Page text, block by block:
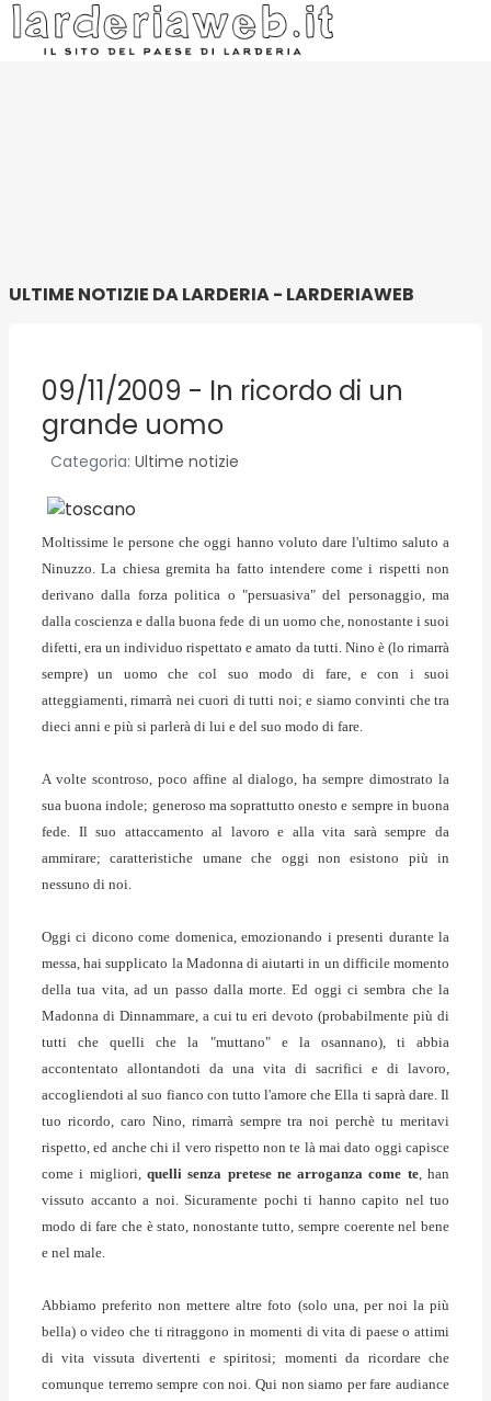
ULTIME NOTIZIE DA LARDERIA - LARDERIAWEB
09/11/2009 - In ricordo di un
grande uomo
Categoria: Ultime notizie
Moltissime le persone che oggi hanno voluto dare l'ultimo saluto a
Ninuzzo. La chiesa gremita ha fatto intendere come i rispetti non
derivano dalla forza politica o "persuasiva" del personaggio, ma
dalla coscienza e dalla buona fede di un uomo che, nonostante i suoi
difetti, era un individuo rispettato e amato da tutti. Nino è (lo rimarrà
sempre) un uomo che col suo modo di fare, e con i suoi
atteggiamenti, rimarrà nei cuori di tutti noi; e siamo convinti che tra
dieci anni e più si parlerà di lui e del suo modo di fare.
A volte scontroso, poco affine al dialogo, ha sempre dimostrato la
sua buona indole; generoso ma soprattutto onesto e sempre in buona
fede. Il suo attaccamento al lavoro e alla vita sarà sempre da
ammirare; caratteristiche umane che oggi non esistono più in
nessuno di noi.
Oggi ci dicono come domenica, emozionando i presenti durante la
messa, hai supplicato la Madonna di aiutarti in un difficile momento
della tua vita, ad un passo dalla morte. Ed oggi ci sembra che la
Madonna di Dinnammare, a cui tu eri devoto (probabilmente più di
tutti che quelli che la "muttano" e la osannano), ti abbia
accontentato allontandoti da una vita di sacrifici e di lavoro,
accogliendoti al suo fianco con tutto l'amore che Ella ti saprà dare. Il
tuo ricordo, caro Nino, rimarrà sempre tra noi perchè tu meritavi
rispetto, ed anche chi il vero rispetto non te là mai dato oggi capisce
come i migliori, quelli senza pretese ne arroganza come te, han
vissuto accanto a noi. Sicuramente pochi ti hanno capito nel tuo
modo di fare che è stato, nonostante tutto, sempre coerente nel bene
e nel male.
Abbiamo preferito non mettere altre foto (solo una, per noi la più
bella) o video che ti ritraggono in momenti di vita di paese o attimi
di vita vissuta divertenti e spiritosi; momenti da ricordare che
comunque terremo sempre con noi. Qui non siamo per fare audiance